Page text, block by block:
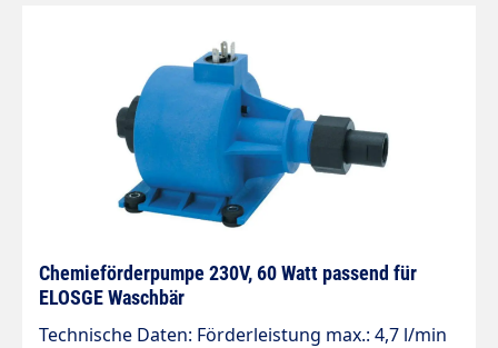
Chemieförderpumpe 230V, 60 Watt passend für
ELOSGE Waschbär
Technische Daten: Förderleistung max.: 4,7 l/min